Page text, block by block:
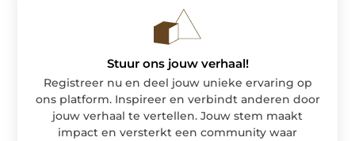
Stuur ons jouw verhaal!
Registreer nu en deel jouw unieke ervaring op
ons platform. Inspireer en verbindt anderen door
jouw verhaal te vertellen. Jouw stem maakt
impact en versterkt een community waar